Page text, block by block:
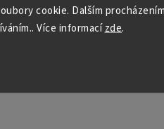
cookie. Dalším
Více informacízde.